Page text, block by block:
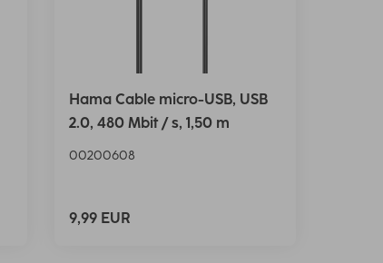
Hama Cable micro-USB, USB
2.0, 480 Mbit / s, 1,50 m
00200608
9,99 EUR